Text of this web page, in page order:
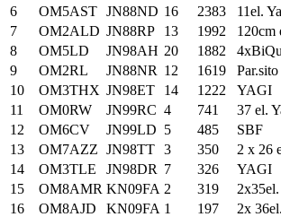
6
OM5AST JN88ND 16 2383 11el.
7
OM2ALD JN88RP 13 1992 120cm
8
OM5LD JN98AH 20 1882
9
OM2RL JN88NR 12 1619
10
OM3THX JN98ET 14 1222 YAGI
11
OM0RW JN99RC 4 741 37 el.
12
OM6CV JN99LD 5 485 SBF
13
OM7AZZ JN98TT 3 350 2 x 26
14
OM3TLE JN98DR 7 326 YAGI
15
OM8AMR KN09FA 2 319
16
OM8AJD KN09FA 1 197 2x